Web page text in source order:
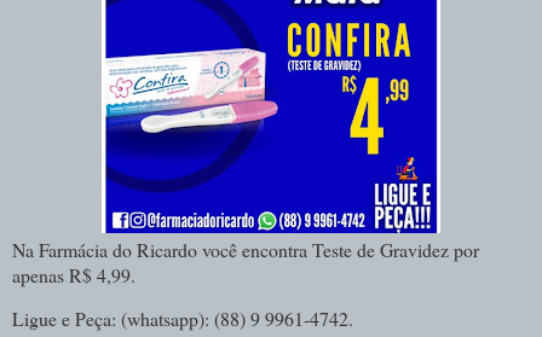
Na Farmácia do Ricardo você encontra Teste de Gravidez por
apenas R$ 4,99.
Ligue e Peça: (whatsapp): (88) 9 9961-4742.